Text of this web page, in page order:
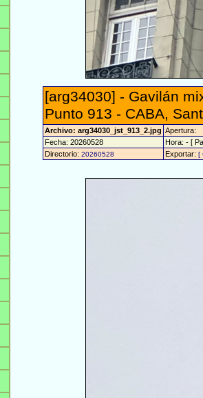
[arg34030] - Gavilán
Punto 913 - CABA,
Archivo: arg34030_jst_913_2.jpg Apertura:
Fecha: 20260528
Hora: - [
Directorio: 20260528 Exportar: [